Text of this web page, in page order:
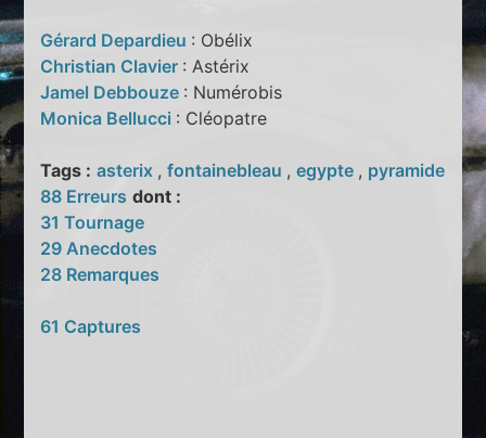
Gérard Depardieu : Obélix
Christian Clavier : Astérix
Jamel Debbouze : Numérobis
Monica Bellucci : Cléopatre
Tags : asterix ,fontainebleau ,egypte , pyramide
88 Erreurs dont :
31 Tournage
29 Anecdotes
28 Remarques
61 Captures